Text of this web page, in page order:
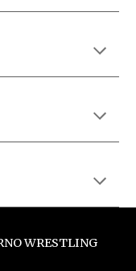
WRESTLING